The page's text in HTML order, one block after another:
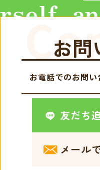
お問
お電話でのお問い
友だち
メール